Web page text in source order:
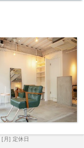
[月] 定休日